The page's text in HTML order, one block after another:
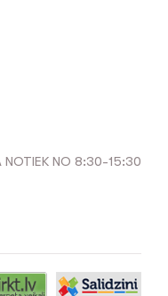
NOTIEK NO 8:30-15:30